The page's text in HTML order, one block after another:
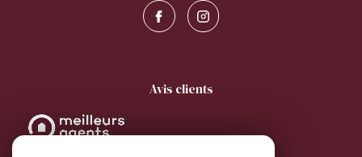
avis clients